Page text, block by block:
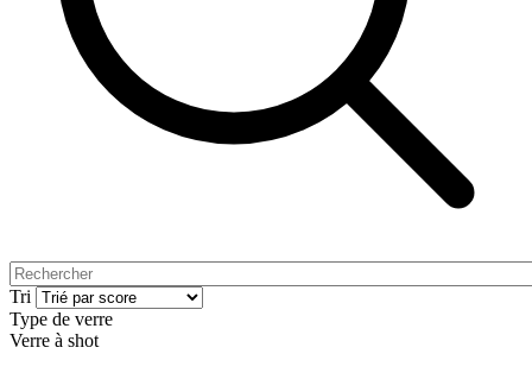
Tri
Type de verre
Verre à shot